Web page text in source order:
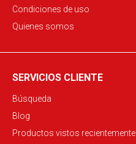
Condiciones de uso
Quienes somos
SERVICIOS CLIENTE
Búsqueda
Blog
Productos vistos recientemente